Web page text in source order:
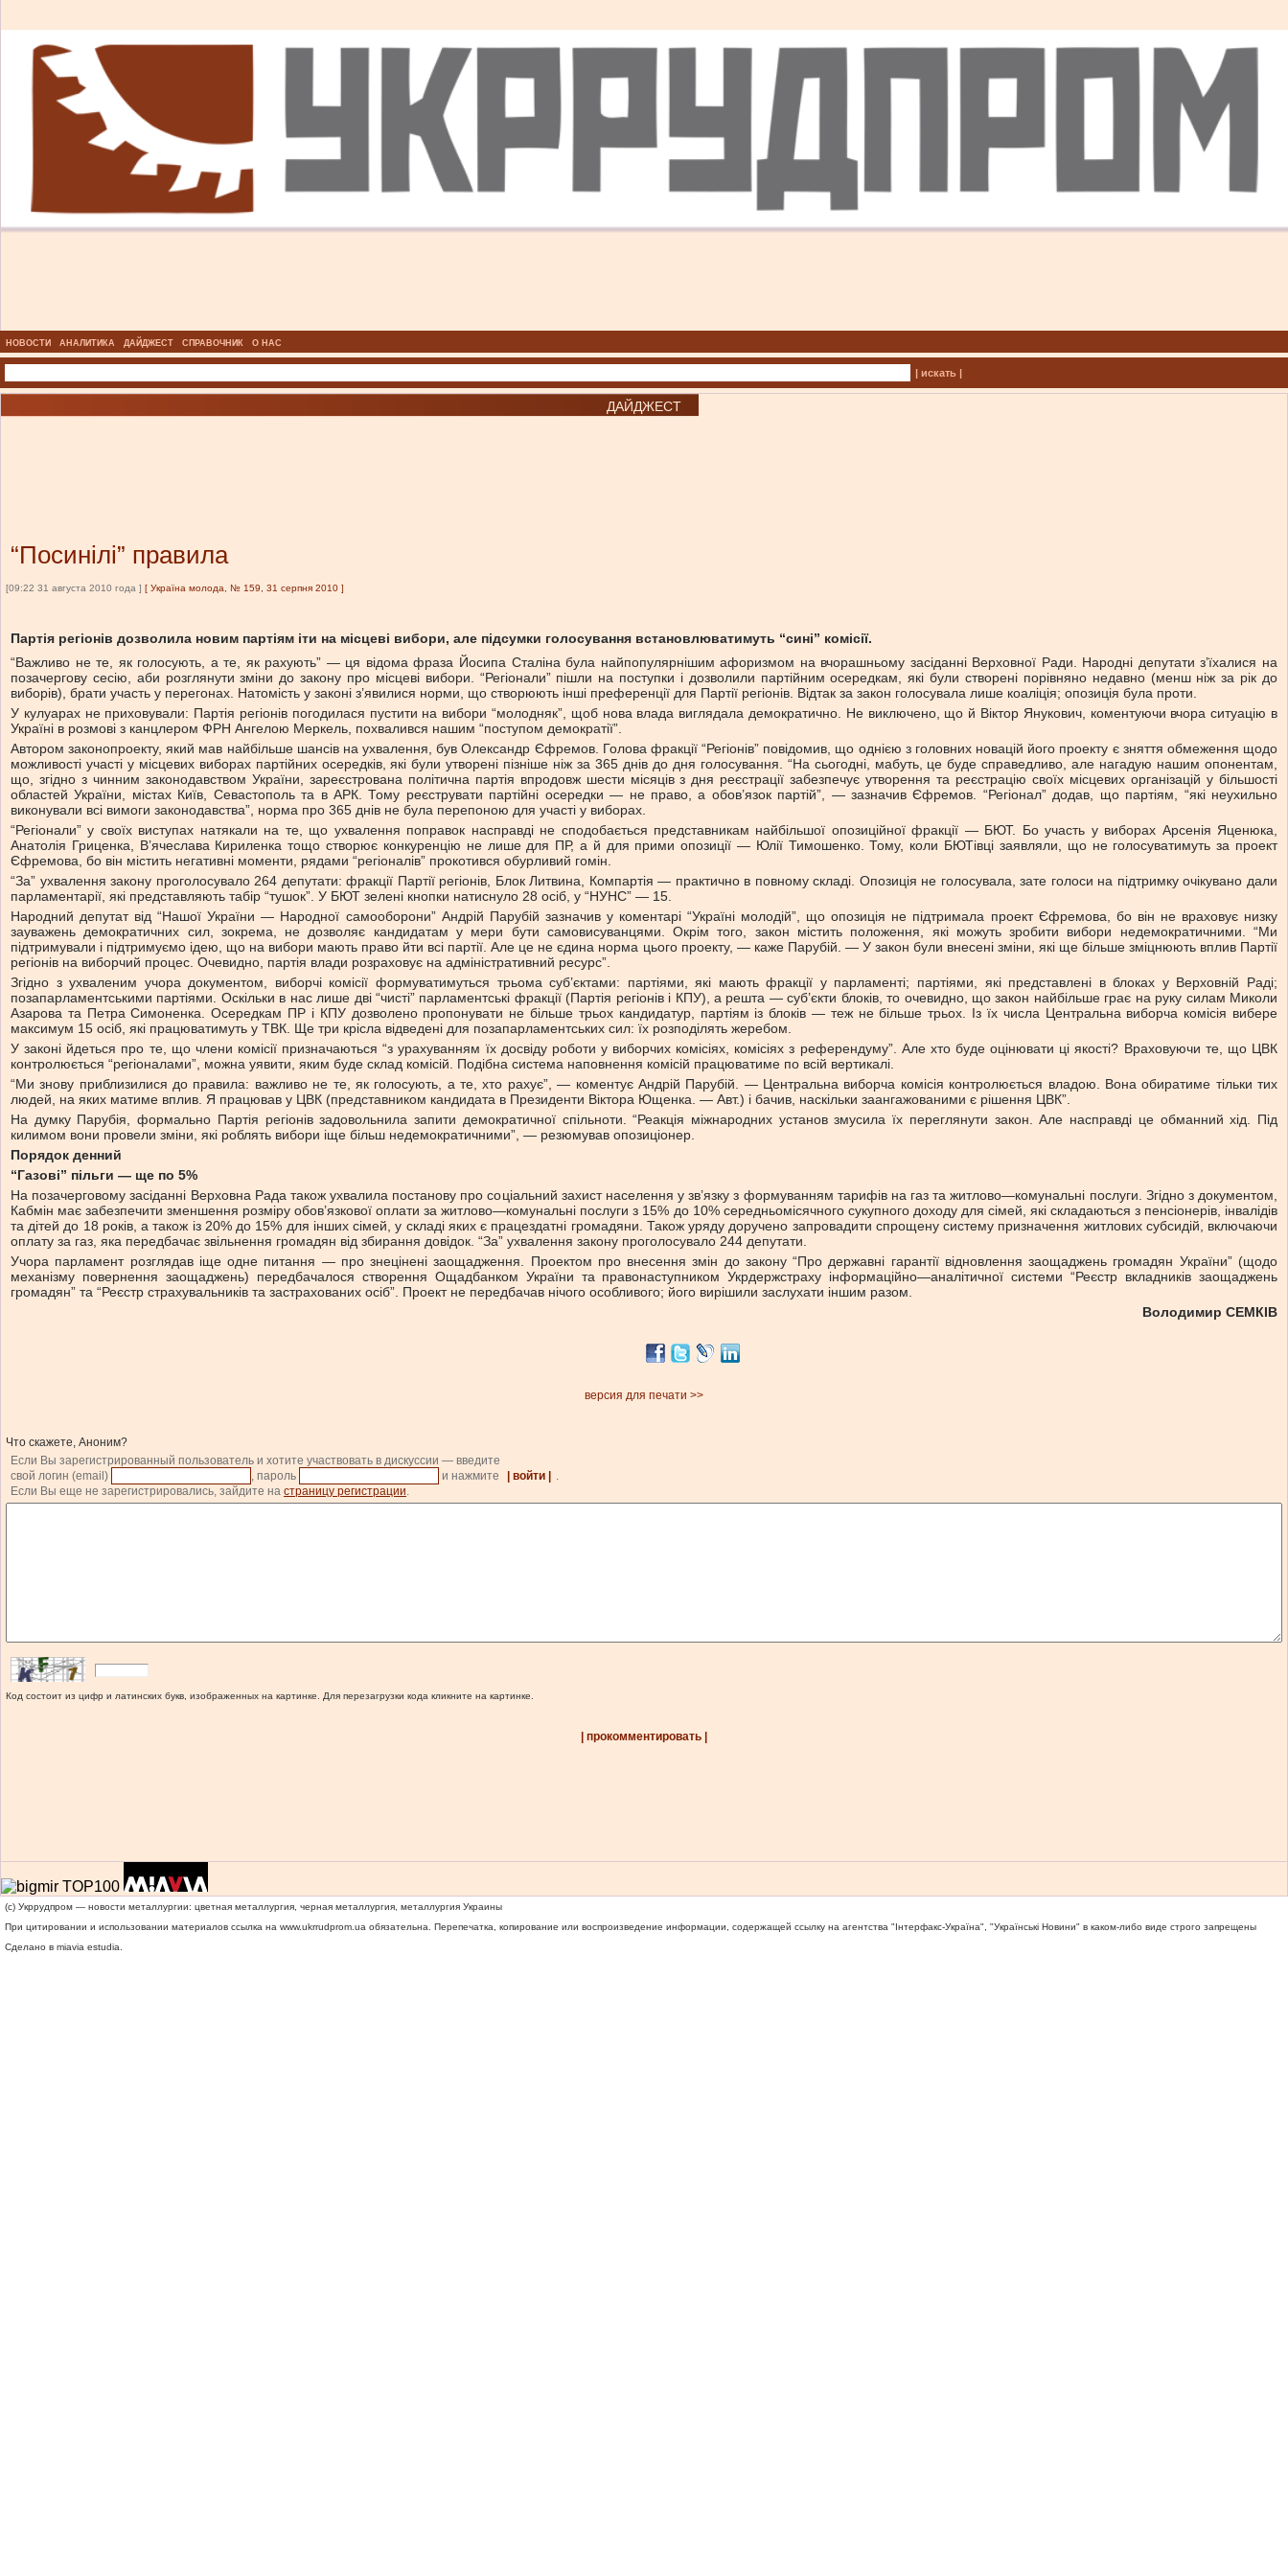
НОВОСТИ АНАЛИТИКА ДАЙДЖЕСТ СПРАВОЧНИК О НАС
| искать |
ДАЙДЖЕСТ
“Посинілі” правила
[09:22 31 августа 2010 года ] [ Україна молода, № 159, 31 серпня 2010 ]
Партія регіонів дозволила новим партіям іти на місцеві вибори, але підсумки голосування встановлюватимуть “сині” комісії.
“Важливо не те, як голосують, а те, як рахують” — ця відома фраза Йосипа Сталіна була найпопулярнішим афоризмом на вчорашньому засіданні Верховної Ради. Народні депутати з’їхалися на
позачергову сесію, аби розглянути зміни до закону про місцеві вибори. “Регіонали” пішли на поступки і дозволили партійним осередкам, які були створені порівняно недавно (менш ніж за рік до
виборів), брати участь у перегонах. Натомість у законі з’явилися норми, що створюють інші преференції для Партії регіонів. Відтак за закон голосувала лише коаліція; опозиція була проти.
У кулуарах не приховували: Партія регіонів погодилася пустити на вибори “молодняк”, щоб нова влада виглядала демократично. Не виключено, що й Віктор Янукович, коментуючи вчора ситуацію в
Україні в розмові з канцлером ФРН Ангелою Меркель, похвалився нашим “поступом демократії”.
Автором законопроекту, який мав найбільше шансів на ухвалення, був Олександр Єфремов. Голова фракції “Регіонів” повідомив, що однією з головних новацій його проекту є зняття обмеження щодо
можливості участі у місцевих виборах партійних осередків, які були утворені пізніше ніж за 365 днів до дня голосування. “На сьогодні, мабуть, це буде справедливо, але нагадую нашим опонентам,
що, згідно з чинним законодавством України, зареєстрована політична партія впродовж шести місяців з дня реєстрації забезпечує утворення та реєстрацію своїх місцевих організацій у більшості
областей України, містах Київ, Севастополь та в АРК. Тому реєструвати партійні осередки — не право, а обов’язок партій”, — зазначив Єфремов. “Регіонал” додав, що партіям, “які неухильно
виконували всі вимоги законодавства”, норма про 365 днів не була перепоною для участі у виборах.
“Регіонали” у своїх виступах натякали на те, що ухвалення поправок насправді не сподобається представникам найбільшої опозиційної фракції — БЮТ. Бо участь у виборах Арсенія Яценюка,
Анатолія Гриценка, В’ячеслава Кириленка тощо створює конкуренцію не лише для ПР, а й для прими опозиції — Юлії Тимошенко. Тому, коли БЮТівці заявляли, що не голосуватимуть за проект
Єфремова, бо він містить негативні моменти, рядами “регіоналів” прокотився обурливий гомін.
“За” ухвалення закону проголосувало 264 депутати: фракції Партії регіонів, Блок Литвина, Компартія — практично в повному складі. Опозиція не голосувала, зате голоси на підтримку очікувано дали
парламентарії, які представляють табір “тушок”. У БЮТ зелені кнопки натиснуло 28 осіб, у “НУНС” — 15.
Народний депутат від “Нашої України — Народної самооборони” Андрій Парубій зазначив у коментарі “Україні молодій”, що опозиція не підтримала проект Єфремова, бо він не враховує низку
зауважень демократичних сил, зокрема, не дозволяє кандидатам у мери бути самовисуванцями. Окрім того, закон містить положення, які можуть зробити вибори недемократичними. “Ми
підтримували і підтримуємо ідею, що на вибори мають право йти всі партії. Але це не єдина норма цього проекту, — каже Парубій. — У закон були внесені зміни, які ще більше зміцнюють вплив Партії
регіонів на виборчий процес. Очевидно, партія влади розраховує на адміністративний ресурс”.
Згідно з ухваленим учора документом, виборчі комісії формуватимуться трьома суб’єктами: партіями, які мають фракції у парламенті; партіями, які представлені в блоках у Верховній Раді;
позапарламентськими партіями. Оскільки в нас лише дві “чисті” парламентські фракції (Партія регіонів і КПУ), а решта — суб’єкти блоків, то очевидно, що закон найбільше грає на руку силам Миколи
Азарова та Петра Симоненка. Осередкам ПР і КПУ дозволено пропонувати не більше трьох кандидатур, партіям із блоків — теж не більше трьох. Із їх числа Центральна виборча комісія вибере
максимум 15 осіб, які працюватимуть у ТВК. Ще три крісла відведені для позапарламентських сил: їх розподілять жеребом.
У законі йдеться про те, що члени комісії призначаються “з урахуванням їх досвіду роботи у виборчих комісіях, комісіях з референдуму”. Але хто буде оцінювати ці якості? Враховуючи те, що ЦВК
контролюється “регіоналами”, можна уявити, яким буде склад комісій. Подібна система наповнення комісій працюватиме по всій вертикалі.
“Ми знову приблизилися до правила: важливо не те, як голосують, а те, хто рахує”, — коментує Андрій Парубій. — Центральна виборча комісія контролюється владою. Вона обиратиме тільки тих
людей, на яких матиме вплив. Я працював у ЦВК (представником кандидата в Президенти Віктора Ющенка. — Авт.) і бачив, наскільки заангажованими є рішення ЦВК”.
На думку Парубія, формально Партія регіонів задовольнила запити демократичної спільноти. “Реакція міжнародних установ змусила їх переглянути закон. Але насправді це обманний хід. Під
килимом вони провели зміни, які роблять вибори іще більш недемократичними”, — резюмував опозиціонер.
Порядок денний
“Газові” пільги — ще по 5%
На позачерговому засіданні Верховна Рада також ухвалила постанову про соціальний захист населення у зв’язку з формуванням тарифів на газ та житлово—комунальні послуги. Згідно з документом,
Кабмін має забезпечити зменшення розміру обов’язкової оплати за житлово—комунальні послуги з 15% до 10% середньомісячного сукупного доходу для сімей, які складаються з пенсіонерів, інвалідів
та дітей до 18 років, а також iз 20% до 15% для інших сімей, у складі яких є працездатні громадяни. Також уряду доручено запровадити спрощену систему призначення житлових субсидій, включаючи
оплату за газ, яка передбачає звільнення громадян від збирання довідок. “За” ухвалення закону проголосувало 244 депутати.
Учора парламент розглядав іще одне питання — про знецінені заощадження. Проектом про внесення змін до закону “Про державні гарантії відновлення заощаджень громадян України” (щодо
механізму повернення заощаджень) передбачалося створення Ощадбанком України та правонаступником Укрдержстраху інформаційно—аналітичної системи “Реєстр вкладників заощаджень
громадян” та “Реєстр страхувальників та застрахованих осіб”. Проект не передбачав нічого особливого; його вирішили заслухати іншим разом.
Володимир СЕМКІВ
версия для печати >>
Что скажете, Аноним?
Если Вы зарегистрированный пользователь и хотите участвовать в дискуссии — введите
свой логин (email)
, пароль и нажмите | войти |
.
Если Вы еще не зарегистрировались, зайдите на страницу регистрации.
Код состоит из цифр и латинских букв, изображенных на картинке. Для перезагрузки кода кликните на картинке.
| прокомментировать |
(c) Укррудпром — новости металлургии: цветная металлургия, черная металлургия, металлургия Украины
При цитировании и использовании материалов ссылка на www.ukrrudprom.ua обязательна. Перепечатка, копирование или воспроизведение информации, содержащей ссылку на агентства "Iнтерфакс-Україна", "Українськi Новини" в каком-либо виде строго запрещены
Сделано в miavia estudia.